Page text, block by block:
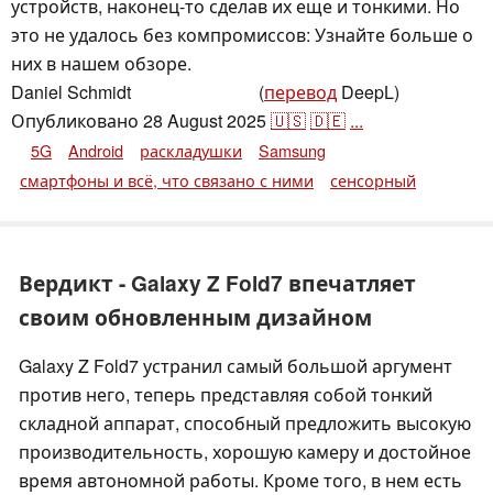
устройств, наконец-то сделав их еще и тонкими. Но
это не удалось без компромиссов: Узнайте больше о
них в нашем обзоре.
Daniel Schmidt
(перевод DeepL)
Опубликовано 28 August 2025🇺🇸🇩🇪 ...
5G Android раскладушки
Samsung
смартфоны и всё, что связано с ними
сенсорный
Вердикт - Galaxy Z Fold7 впечатляет
своим обновленным дизайном
Galaxy Z Fold7 устранил самый большой аргумент
против него, теперь представляя собой тонкий
складной аппарат, способный предложить высокую
производительность, хорошую камеру и достойное
время автономной работы. Кроме того, в нем есть